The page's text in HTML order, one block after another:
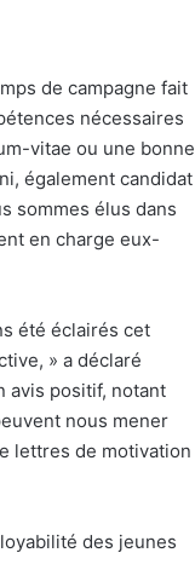
de campagne fait
nécessaires
vitae ou une bonne
également candidat
sommes élus dans
en charge eux-
été éclairés cet
» a déclaré
avis positif, notant
nous mener
lettres de motivation
des jeunes